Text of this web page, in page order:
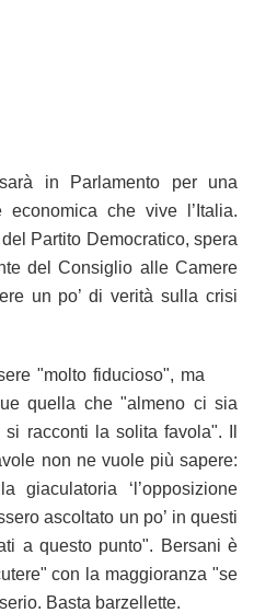
in Parlamento per una
economica che vive l’Italia.
Partito Democratico, spera
del Consiglio alle Camere
un po’ di verità sulla crisi
"molto fiducioso", ma
quella che "almeno ci sia
racconti la solita favola". Il
non ne vuole più sapere:
giaculatoria ‘l’opposizione
ascoltato un po’ in questi
a questo punto". Bersani è
con la maggioranza "se
Basta barzellette.